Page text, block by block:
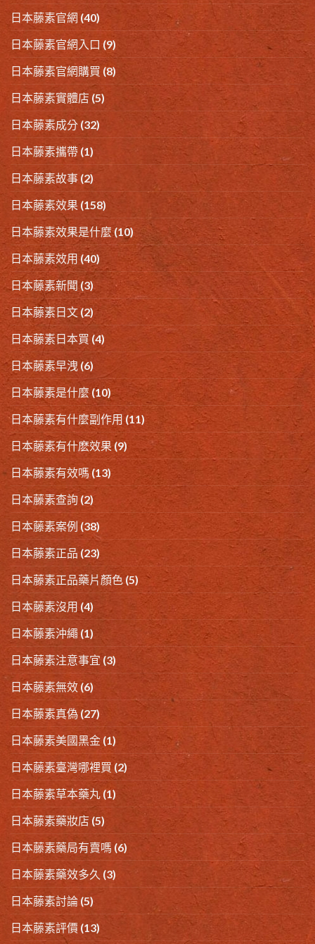
日本藤素官網 (40)
日本藤素官網入口 (9)
日本藤素官網購買 (8)
日本藤素實體店 (5)
日本藤素成分 (32)
日本藤素攜帶 (1)
日本藤素故事 (2)
日本藤素效果 (158)
日本藤素效果是什麼(10)
日本藤素效用 (40)
日本藤素新聞(3)
日本藤素日文(2)
日本藤素日本買 (4)
日本藤素早洩 (6)
日本藤素是什麼(10)
日本藤素有什麼副作用 (11)
日本藤素有什麽效果 (9)
日本藤素有效嗎 (13)
日本藤素查詢 (2)
日本藤素案例 (38)
日本藤素正品 (23)
日本藤素正品藥片顏色 (5)
日本藤素沒用 (4)
日本藤素沖繩 (1)
日本藤素注意事宜 (3)
日本藤素無效 (6)
日本藤素真偽 (27)
日本藤素美國黑金 (1)
日本藤素臺灣哪裡買 (2)
日本藤素草本藥丸 (1)
日本藤素藥妝店 (5)
日本藤素藥局有賣嗎 (6)
日本藤素藥效多久 (3)
日本藤素討論 (5)
日本藤素評價 (13)